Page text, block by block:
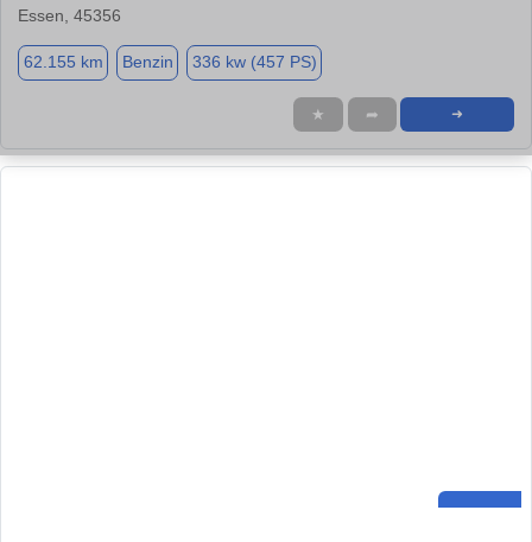
Essen, 45356
62.155 km Benzin 336 kw (457 PS)
★ ➦ ➜